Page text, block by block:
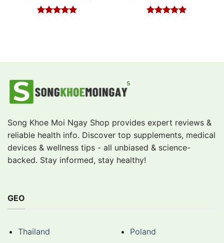
Song Khoe Moi Ngay Shop provides expert reviews &
reliable health info. Discover top supplements, medical
devices & wellness tips - all unbiased & science-
backed. Stay informed, stay healthy!
GEO
Thailand
Poland